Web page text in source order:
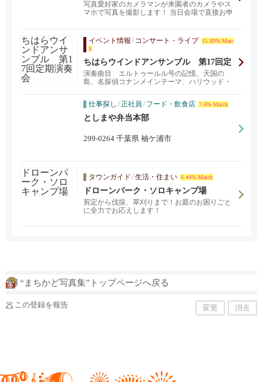
写真愛好家のカメラマンが来園者のカメラやス
マホで写真を撮影します！ 当日会場で直接お申
イベント情報 / コンサート・ライブ
15.89% Matc
h
ちはらウインドアンサンブル 第17回定
期演奏会
演奏曲目 エルトゥールル号の記憶、天国の
島、名探偵コナンメインテーマ、ハリウッド・
仕事探し /正社員 / フード・飲食店 7.6% Match
としまや弁当本部
299-0264 千葉県 袖ケ浦市
タウンガイド /生活・住まい 6.44% Match
ドローンパーク・ソロキャンプ場
剪定から伐採、草刈りまで！お庭のお困りごと
に全力でお応えします！
“まちかど写真集”トップページへ戻る
この登録を報告 変更 消去